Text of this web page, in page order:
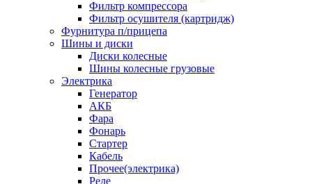
Фильтр компрессора
Фильтр осушителя (картридж)
Фурнитура п/прицепа
Шины и диски
Диски колесные
Шины колесные грузовые
Электрика
Генератор
АКБ
Фара
Фонарь
Стартер
Кабель
Прочее(электрика)
Реле